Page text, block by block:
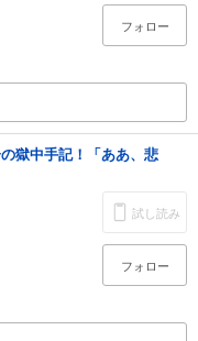
フォロー
獄中手記！「ああ、悲
試し読み
フォロー